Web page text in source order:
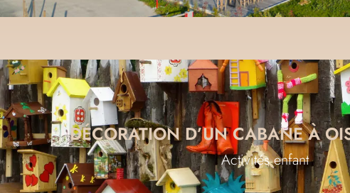
DÉCORATION D’UN CABANE À
Activités enfant